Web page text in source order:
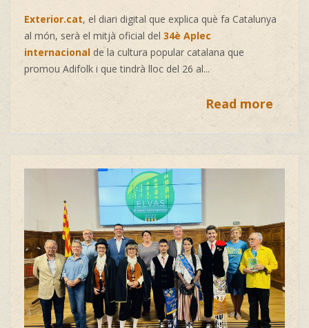
Exterior.cat, el diari digital que explica què fa Catalunya
al món, serà el mitjà oficial del 34è Aplec
internacional de la cultura popular catalana que
promou Adifolk i que tindrà lloc del 26 al...
Read more